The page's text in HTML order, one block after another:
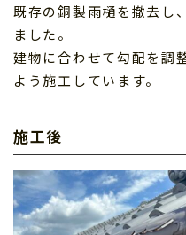
既存の銅製雨樋を撤去し
ました。
建物に合わせて勾配を調
よう施工しています。
施工後